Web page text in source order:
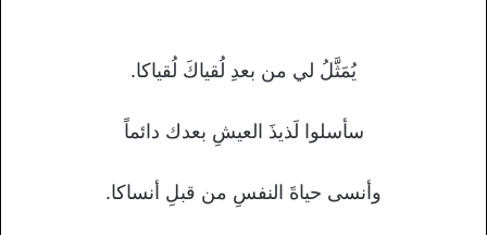
يُمَثَّلُ لي من بعدِ لُقياكَ لُقياكا.
سأسلوا لَذيذَ العيشِ بعدك دائماً
وأنسى حياةَ النفسِ من قبلِ أنساكا.